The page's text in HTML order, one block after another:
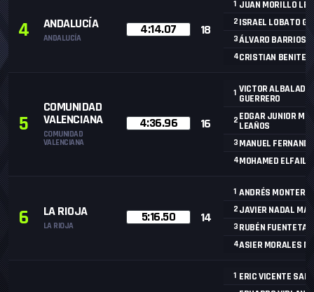
4 ANDALUCÍA
ANDALUCÍA
4:14.07 18
1 JUAN MORILLO
2 ISRAEL LOBATO
3ÁLVARO BARRIOS
4CRISTIAN BENITEZ
5
COMUNIDAD
VALENCIANA
COMUNIDAD
VALENCIANA
4:36.96 16
1 VICTOR
GUERRERO
2 EDGAR JUNIOR
LEAÑOS
3 MANUEL
4MOHAMED
6 LA RIOJA
LA RIOJA
5:16.50 14
1 ANDRÉS MONTERO
2 JAVIER NADAL
3 RUBÉN
4ASIER MORALES
1 ERIC VICENTE